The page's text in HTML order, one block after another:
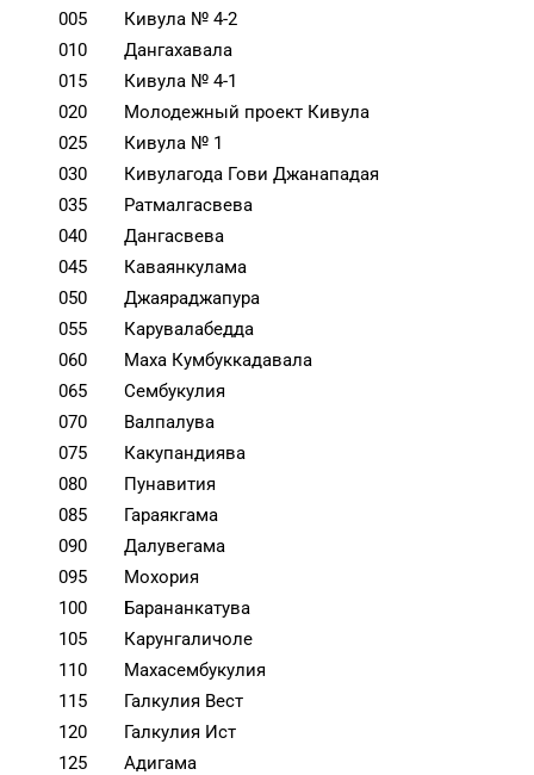
005
Кивула № 4-2
010
Дангахавала
015
Кивула № 4-1
020
Молодежный проект Кивула
025
Кивула № 1
030
Кивулагода Гови Джанападая
035
Ратмалгасвева
040
Дангасвева
045
Каваянкулама
050
Джаяраджапура
055
Карувалабедда
060
Маха Кумбуккадавала
065
Сембукулия
070
Валпалува
075
Какупандиява
080
Пунавития
085
Гараякгама
090
Далувегама
095
Мохория
100
Барананкатува
105
Карунгаличоле
110
Махасембукулия
115
Галкулия Вест
120
Галкулия Ист
125
Адигама